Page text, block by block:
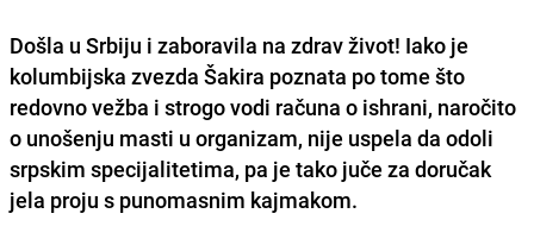
Došla u Srbiju i zaboravila na zdrav život! Iako je
kolumbijska zvezda Šakira poznata po tome što
redovno vežba i strogo vodi računa o ishrani, naročito
o unošenju masti u organizam, nije uspela da odoli
srpskim specijalitetima, pa je tako juče za doručak
jela proju s punomasnim kajmakom.